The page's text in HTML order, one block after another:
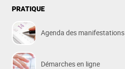
PRATIQUE
Agenda des manifestations
Démarches en ligne